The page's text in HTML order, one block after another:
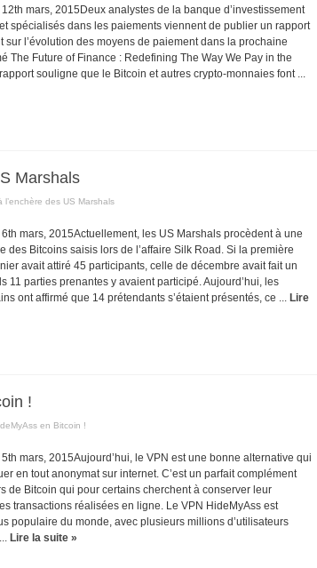
mars, 2015Deux analystes de la banque d’investissement
spécialisés dans les paiements viennent de publier un rapport
sur l’évolution des moyens de paiement dans la prochaine
The Future of Finance : Redefining The Way We Pay in the
souligne que le Bitcoin et autres crypto-monnaies font ...
Marshals
des US Marshals
mars, 2015Actuellement, les US Marshals procèdent à une
des Bitcoins saisis lors de l’affaire Silk Road. Si la première
avait attiré 45 participants, celle de décembre avait fait un
11 parties prenantes y avaient participé. Aujourd’hui, les
ont affirmé que 14 prétendants s’étaient présentés, ce ... Lire
!
en Bitcoin !
mars, 2015Aujourd’hui, le VPN est une bonne alternative qui
en tout anonymat sur internet. C’est un parfait complément
de Bitcoin qui pour certains cherchent à conserver leur
transactions réalisées en ligne. Le VPN HideMyAss est
populaire du monde, avec plusieurs millions d’utilisateurs
Lire la suite »